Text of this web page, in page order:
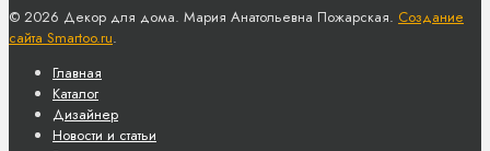
© 2026 Декор для дома. Мария Анатольевна Пожарская. Создание
сайта Smartoo.ru.
Главная
Каталог
Дизайнер
Новости и статьи